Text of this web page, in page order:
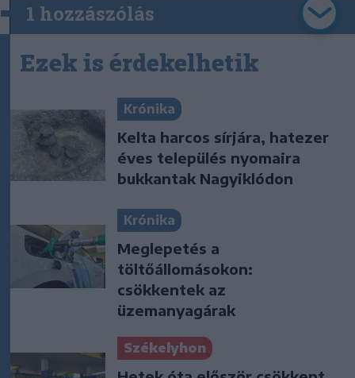
1 hozzászólás
Ezek is érdekelhetik
Krónika
Kelta harcos sírjára, hatezer
éves település nyomaira
bukkantak Nagyiklódon
Krónika
Meglepetés a
töltőállomásokon:
csökkentek az
üzemanyagárak
Székelyhon